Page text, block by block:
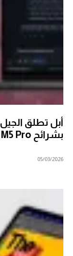
بشرائح M5 Pro وM5 Max
05/03/2026